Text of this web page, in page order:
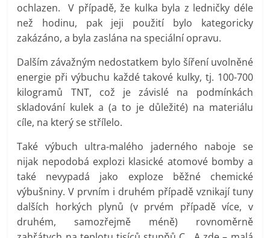
ochlazen. V případě, že kulka byla z ledničky déle
než hodinu, pak jeji použití bylo kategoricky
zakázáno, a byla zaslána na speciální opravu.
Dalším závažným nedostatkem bylo šíření uvolněné
energie při výbuchu každé takové kulky, tj. 100-700
kilogramů TNT, což je závislé na podmínkách
skladování kulek a (a to je důležité) na materiálu
cíle, na který se střílelo.
Také výbuch ultra-malého jaderného naboje se
nijak nepodobá explozi klasické atomové bomby a
také nevypadá jako exploze běžné chemické
výbušniny. V prvním i druhém případě vznikají tuny
dalších horkých plynů (v prvém případě více, v
druhém, samozřejmě méně) rovnoměrně